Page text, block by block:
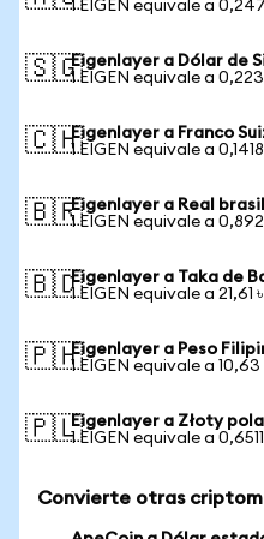
1 EIGEN equivale a
🇸🇬Eigenlayer a Dólar de
1 EIGEN equivale a
🇨🇭Eigenlayer a Franco
1 EIGEN equivale a
🇧🇷Eigenlayer a Real
1 EIGEN equivale a
🇧🇩Eigenlayer a Taka de
1 EIGEN equivale a 21,61 ৳
🇵🇭Eigenlayer a Peso
1 EIGEN equivale a 10,63
🇵🇱Eigenlayer a Złoty
1 EIGEN equivale a 0,6511
Convierte otras